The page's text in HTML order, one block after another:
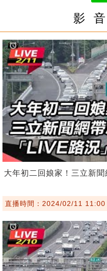
影
大年初二回娘家！三立新
直播時間：2024/02/11 11:00